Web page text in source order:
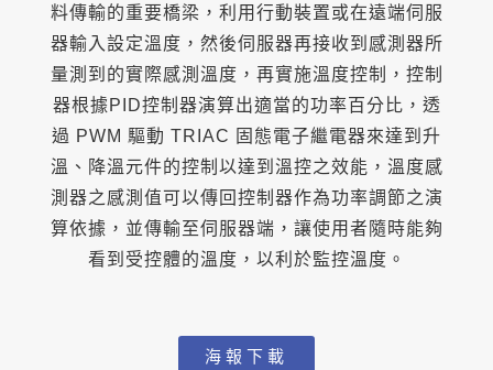
料傳輸的重要橋梁，利用行動裝置或在遠端伺服
器輸入設定溫度，然後伺服器再接收到感測器所
量測到的實際感測溫度，再實施溫度控制，控制
器根據PID控制器演算出適當的功率百分比，透
過 PWM 驅動 TRIAC 固態電子繼電器來達到升
溫、降溫元件的控制以達到溫控之效能，溫度感
測器之感測值可以傳回控制器作為功率調節之演
算依據，並傳輸至伺服器端，讓使用者隨時能夠
看到受控體的溫度，以利於監控溫度。
海報下載